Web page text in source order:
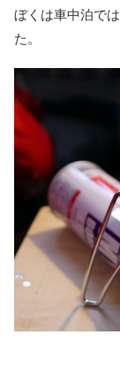
ぼくは車中泊で
た。